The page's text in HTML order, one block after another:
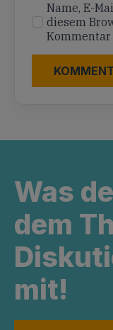
Name, E-
diesem
Kommentar
Was
dem
mit!